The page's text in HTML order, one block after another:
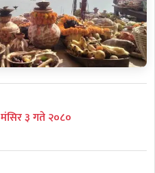
मंसिर ३ गते २०८०